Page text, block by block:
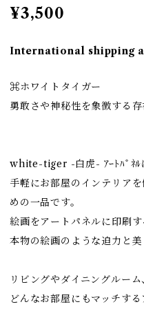
¥3,500
International shipping
⌘ホワイトタイガー
勇敢さや神秘性を象徴する存
white-tiger -白虎- ｱｰﾄﾊﾟﾈﾙ
手軽にお部屋のインテリア
めの一品です。
絵画をアートパネルに印刷す
本物の絵画のような迫力と美
リビングやダイニングルーム
どんなお部屋にもマッチする